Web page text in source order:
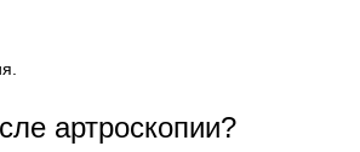
артроскопии?